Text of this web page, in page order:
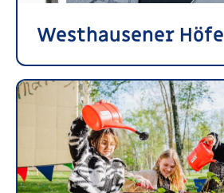
Westhausener Höfe